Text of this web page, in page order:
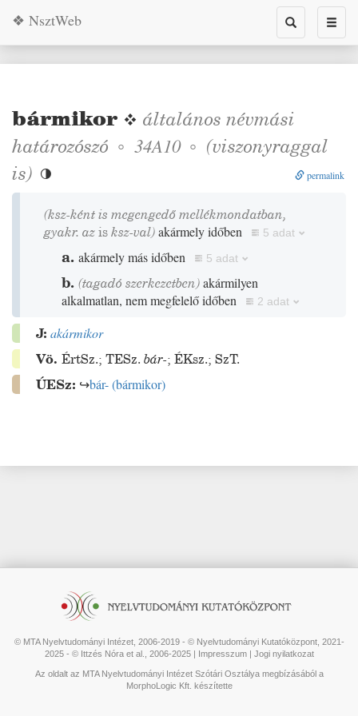
Toggle
search
❖ NsztWeb
bármikor ❖ általános névmási
határozószó ◦ 34A10◦ (viszonyraggal
is)  permalink
(ksz-ként is megengedő mellékmondatban,
gyakr. azisksz-val)akármely időben 5 adat
a. akármely más időben 5 adat
b. (tagadó szerkezetben)akármilyen
alkalmatlan, nem megfelelő időben
2 adat
J: akármikor
Vö. ÉrtSz.; TESz. bár-; ÉKsz.; SzT.
ÚESz: ↪bár-(bármikor)
© MTA Nyelvtudományi Intézet, 2006-2019 - © Nyelvtudományi Kutatóközpont, 2021-
2025 - © Ittzés Nóra et al., 2006-2025 | Impresszum| Jogi nyilatkozat
Az oldalt az MTA Nyelvtudományi Intézet Szótári Osztálya megbízásából a
MorphoLogic Kft. készítette